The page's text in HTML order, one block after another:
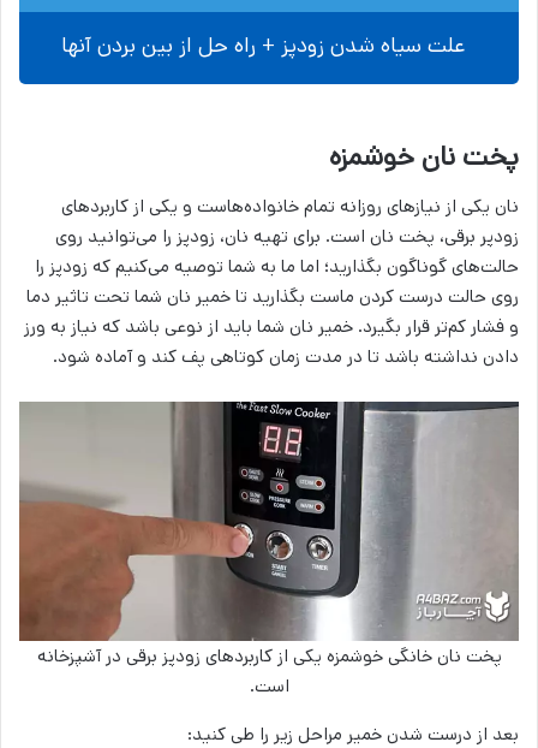
علت سیاه شدن زودپز + راه حل از بین بردن آنها
پخت نان خوشمزه
نان یکی از نیازهای روزانه تمام خانواده‌هاست و یکی از کاربردهای
زودپر برقی، پخت نان است. برای تهیه نان، زودپز را می‌توانید روی
حالت‌های گوناگون بگذارید؛ اما ما به شما توصیه می‌کنیم که زودپز را
روی حالت درست کردن ماست بگذارید تا خمیر نان شما تحت تاثیر دما
و فشار کم‌تر قرار بگیرد. خمیر نان شما باید از نوعی باشد که نیاز به ورز
دادن نداشته باشد تا در مدت زمان کوتاهی پف کند و آماده شود.
پخت نان خانگی خوشمزه یکی از کاربردهای زودپز برقی در آشپزخانه
است.
بعد از درست شدن خمیر مراحل زیر را طی کنید: